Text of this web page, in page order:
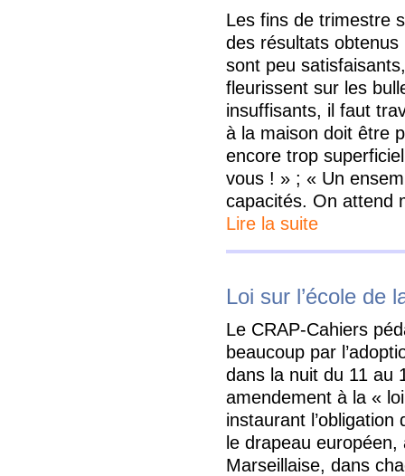
Les fins de trimestre
des résultats obtenus
sont peu
fleurissent sur les
insuffisants, il faut
à la maison doit être
encore trop
vous ! » ; « Un
capacités. On attend
Lire la suite
Loi sur l’école de
Le CRAP-Cahiers
beaucoup par
dans la nuit du 11 au
amendement à la «
instaurant l’obligation
le drapeau
Marseillaise, dans